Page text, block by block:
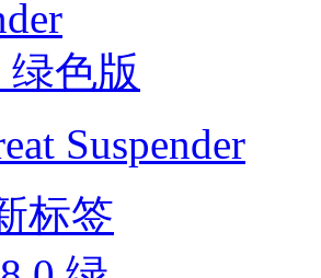
Suspender